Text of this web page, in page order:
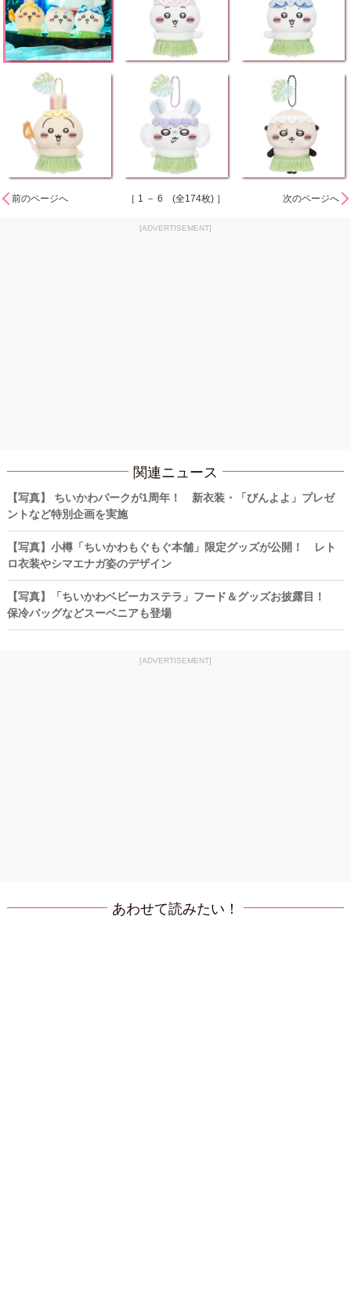
前のページへ ［ 1 － 6 (全174枚) ］ 次のページへ
[ADVERTISEMENT]
関連ニュース
【写真】 ちいかわパークが1周年！ 新衣装・「びんよよ」プレゼ
ントなど特別企画を実施
【写真】小樽「ちいかわもぐもぐ本舗」限定グッズが公開！ レト
ロ衣装やシマエナガ姿のデザイン
【写真】「ちいかわベビーカステラ」フード＆グッズお披露目！
保冷バッグなどスーベニアも登場
[ADVERTISEMENT]
あわせて読みたい！